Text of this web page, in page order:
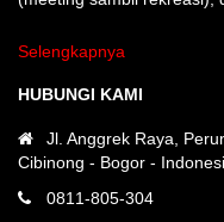
Selengkapnya
HUBUNGI KAMI
Jl. Anggrek Raya,
Cibinong - Bogor -
0811-805-304